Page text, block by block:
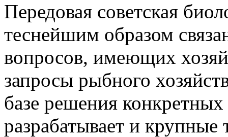
Передовая советская
теснейшим образом
вопросов, имеющих
запросы рыбного
базе решения конкретных
разрабатывает и